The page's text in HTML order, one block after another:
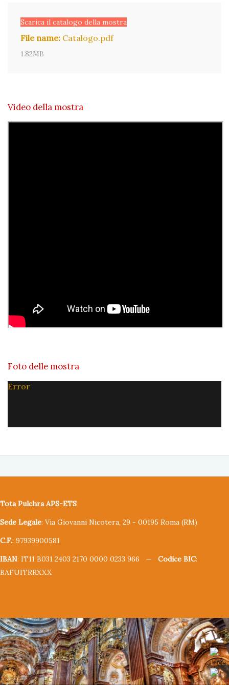
Scarica il catalogo della mostra
File name: Catalogo.pdf
1.82MB
Video della mostra
Foto delle mostra
Error
Tota Pulchra APS-ETS
Sede Legale: Via Giovanni Nicotera, 29 - 00195 Roma (RM)
C.F.: 97939900581
IBAN: IT11 B031 2403 2170 0000 0233 966 — Codice BIC:
BAFUITRRXXX